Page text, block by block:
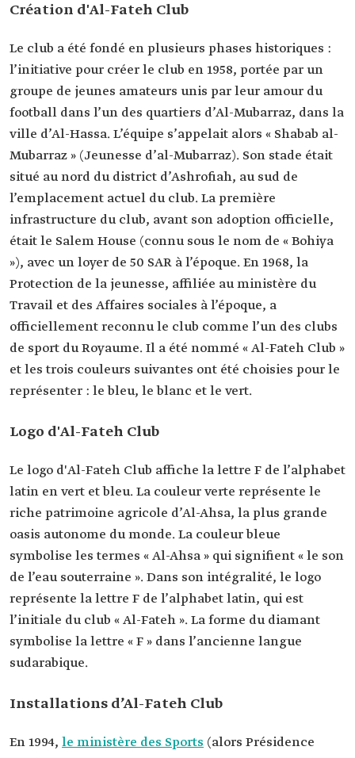
Création d'Al-Fateh Club
Le club a été fondé en plusieurs phases historiques :
l’initiative pour créer le club en 1958, portée par un
groupe de jeunes amateurs unis par leur amour du
football dans l’un des quartiers d’Al-Mubarraz, dans la
ville d’Al-Hassa. L’équipe s’appelait alors « Shabab al-
Mubarraz » (Jeunesse d’al-Mubarraz). Son stade était
situé au nord du district d’Ashrofiah, au sud de
l’emplacement actuel du club. La première
infrastructure du club, avant son adoption officielle,
était le Salem House (connu sous le nom de « Bohiya
»), avec un loyer de 50 SAR à l’époque. En 1968, la
Protection de la jeunesse, affiliée au ministère du
Travail et des Affaires sociales à l’époque, a
officiellement reconnu le club comme l’un des clubs
de sport du Royaume. Il a été nommé « Al-Fateh Club »
et les trois couleurs suivantes ont été choisies pour le
représenter : le bleu, le blanc et le vert.
Logo d'Al-Fateh Club
Le logo d'Al-Fateh Club affiche la lettre F de l’alphabet
latin en vert et bleu. La couleur verte représente le
riche patrimoine agricole d’Al-Ahsa, la plus grande
oasis autonome du monde. La couleur bleue
symbolise les termes « Al-Ahsa » qui signifient « le son
de l’eau souterraine ». Dans son intégralité, le logo
représente la lettre F de l’alphabet latin, qui est
l’initiale du club « Al-Fateh ». La forme du diamant
symbolise la lettre « F » dans l’ancienne langue
sudarabique.
Installations d’Al-Fateh Club
En 1994, le ministère des Sports (alors Présidence